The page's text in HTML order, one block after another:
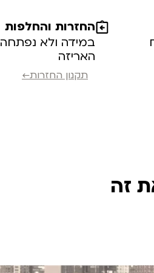
החזרות והחלפות
במידה ולא נפתחה
האריזה
תקנון החזרות←
זה